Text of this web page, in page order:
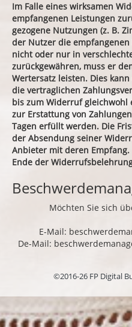
Im Falle eines wirksamen
empfangenen Leistungen
gezogene Nutzungen (z. B.
der Nutzer die
nicht oder nur in
zurückgewähren, muss er
Wertersatz leisten. Dies
die vertraglichen
bis zum Widerruf
zur Erstattung von
Tagen erfüllt werden. Die
der Absendung seiner
Anbieter mit deren Empfang.
Ende der
Möchten Sie sich
E-Mail:
De-Mail:
©2016-26 FP Digital